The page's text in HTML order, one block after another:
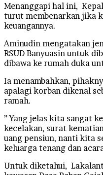
Menanggapi hal ini,
turut membenarkan jika
keuangannya.
Aminudin mengatakan
RSUD Banyuasin untuk
dibawa ke rumah duka
Ia menambahkan,
apalagi korban dikenal
ramah.
” Yang jelas kita sangat
kecelakan, surat
uang pensiun, nanti kita
keluarga tenang dan
Untuk diketahui,